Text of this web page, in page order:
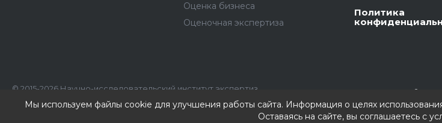
Оценка бизнеса
Оценочная экспертиза
Политика
© 2015-2026 Научно-исследовательский институт экспертиз
ИНН: 7707390492, КПП: 770701001
Мы используем файлы cookie для улучшения работы сайта. Информация о целях
Оставаясь на сайте, вы соглашаетесь с